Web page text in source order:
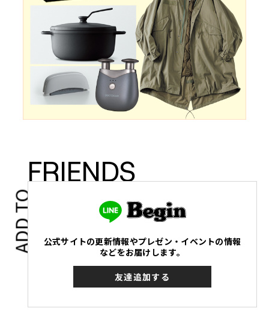
ADD TO
FRIENDS
公式サイトの更新情報やプレゼン・イベントの情報
などをお届けします。
友達追加する